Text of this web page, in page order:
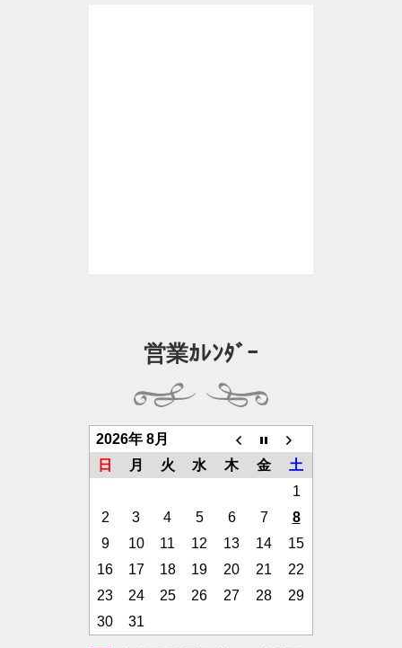
営業ｶﾚﾝﾀﾞｰ
2026年 8月
日
月 火 水 木 金
土
1
2
3 4 5 6 7
8
9
10 11 12 13 14
15
16
17 18 19 20 21
22
23
24 25 26 27 28
29
30
31